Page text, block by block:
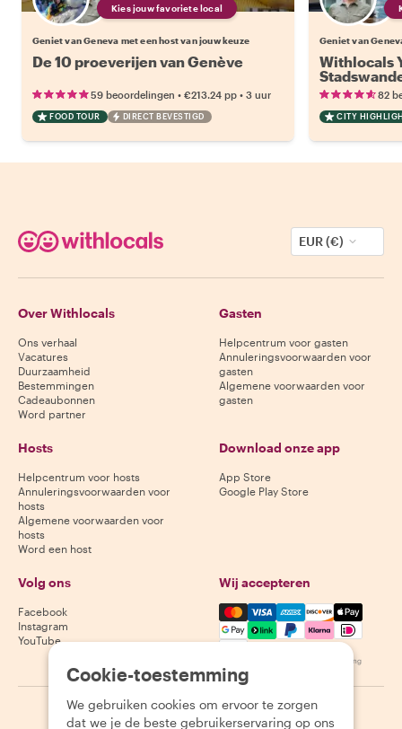
Kies jouw favoriete local
Geniet van Geneva met een host van jouw keuze
De 10 proeverijen van Genève
59 beoordelingen • €213.24 pp • 3 uur
FOOD TOUR DIRECT BEVESTIGD
Geniet van
Withlocals
82
CITY
EUR (€)
Over Withlocals
Ons verhaal
Vacatures
Duurzaamheid
Bestemmingen
Cadeaubonnen
Word partner
Gasten
Helpcentrum voor gasten
Annuleringsvoorwaarden voor
gasten
Algemene voorwaarden voor
gasten
Hosts
Helpcentrum voor hosts
Annuleringsvoorwaarden voor
hosts
Algemene voorwaarden voor
hosts
Word een host
Download onze app
App Store
Google Play Store
Volg ons
Facebook
Instagram
YouTube
Wij accepteren
Mastercard, Visa, Amex,
Beschikbaarheid varieert per bestemming
2026 Withlocals.com Privacybeleid Cookies
Cookie-toestemming
We gebruiken cookies om ervoor te zorgen
dat we je de beste gebruikerservaring op ons